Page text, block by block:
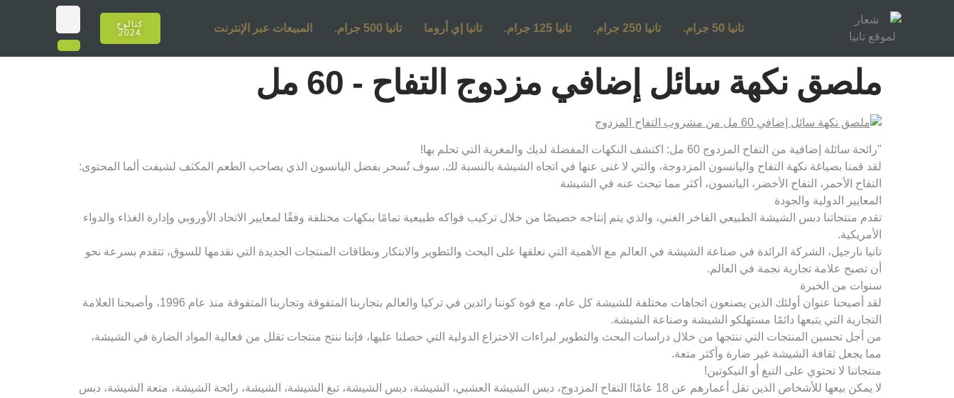
تانيا 50 جرام. تانيا 250 جرام. تانيا 125 جرام. تانيا إي أروما تانيا 500 جرام. المبيعات عبر الإنترنت
كتالوج
2024
ملصق نكهة سائل إضافي مزدوج التفاح - 60 مل
"رائحة سائلة إضافية من التفاح المزدوج 60 مل: اكتشف النكهات المفضلة لديك والمغرية التي تحلم بها!
لقد قمنا بصياغة نكهة التفاح واليانسون المزدوجة، والتي لا غنى عنها في اتجاه الشيشة بالنسبة لك. سوف تُسحر بفضل اليانسون الذي يصاحب الطعم المكثف لشيفت ألما المحتوى:
التفاح الأحمر، التفاح الأخضر، اليانسون، أكثر مما تبحث عنه في الشيشة
المعايير الدولية والجودة
تقدم منتجاتنا دبس الشيشة الطبيعي الفاخر الغني، والذي يتم إنتاجه خصيصًا من خلال تركيب فواكه طبيعية تمامًا بنكهات مختلفة وفقًا لمعايير الاتحاد الأوروبي وإدارة الغذاء والدواء
الأمريكية.
تانيا نارجيل، الشركة الرائدة في صناعة الشيشة في العالم مع الأهمية التي نعلقها على البحث والتطوير والابتكار ونطاقات المنتجات الجديدة التي نقدمها للسوق، تتقدم بسرعة نحو
أن تصبح علامة تجارية نجمة في العالم.
سنوات من الخبرة
لقد أصبحنا عنوان أولئك الذين يصنعون اتجاهات مختلفة للشيشة كل عام، مع قوة كوننا رائدين في تركيا والعالم بتجاربنا المتفوقة وتجاربنا المتفوقة منذ عام 1996، وأصبحنا العلامة
التجارية التي يتبعها دائمًا مستهلكو الشيشة وصناعة الشيشة.
من أجل تحسين المنتجات التي ننتجها من خلال دراسات البحث والتطوير لبراءات الاختراع الدولية التي حصلنا عليها، فإننا ننتج منتجات تقلل من فعالية المواد الضارة في الشيشة،
مما يجعل ثقافة الشيشة غير ضارة وأكثر متعة.
منتجاتنا لا تحتوي على التبغ أو النيكوتين!
لا يمكن بيعها للأشخاص الذين تقل أعمارهم عن 18 عامًا! التفاح المزدوج، دبس الشيشة العشبي، الشيشة، دبس الشيشة، تبغ الشيشة، الشيشة، رائحة الشيشة، متعة الشيشة، دبس